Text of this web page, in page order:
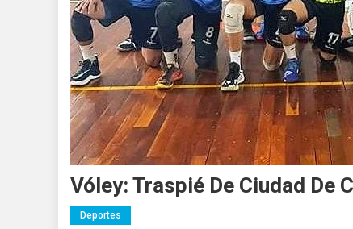
Vóley: Traspié De Ciudad De
Deportes